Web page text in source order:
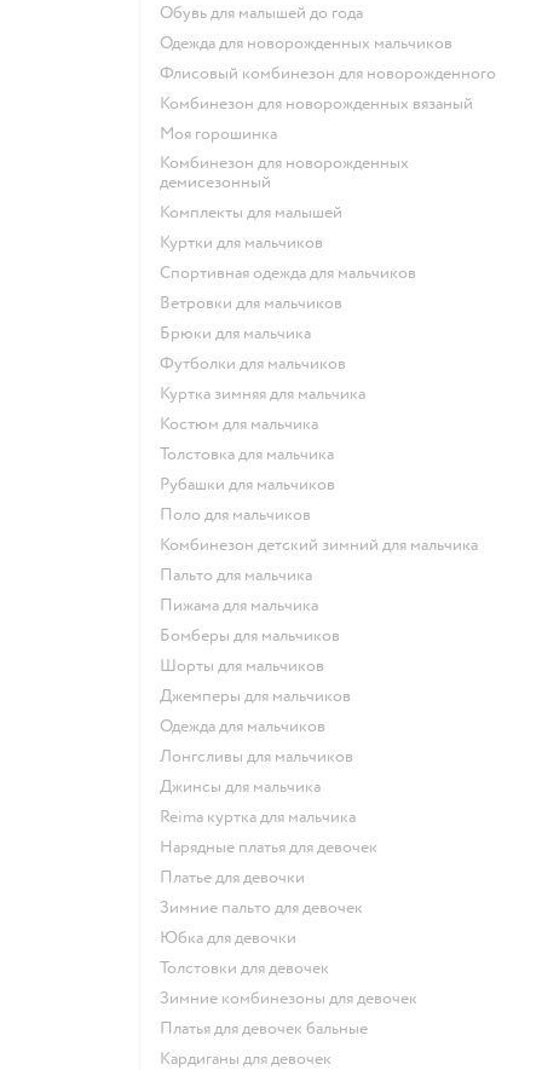
Обувь для малышей до года
Одежда для новорожденных мальчиков
Флисовый комбинезон для новорожденного
Комбинезон для новорожденных вязаный
Моя горошинка
Комбинезон для новорожденных
демисезонный
Комплекты для малышей
Куртки для мальчиков
Спортивная одежда для мальчиков
Ветровки для мальчиков
Брюки для мальчика
Футболки для мальчиков
Куртка зимняя для мальчика
Костюм для мальчика
Толстовка для мальчика
Рубашки для мальчиков
Поло для мальчиков
Комбинезон детский зимний для мальчика
Пальто для мальчика
Пижама для мальчика
Бомберы для мальчиков
Шорты для мальчиков
Джемперы для мальчиков
Одежда для мальчиков
Лонгсливы для мальчиков
Джинсы для мальчика
Reima куртка для мальчика
Нарядные платья для девочек
Платье для девочки
Зимние пальто для девочек
Юбка для девочки
Толстовки для девочек
Зимние комбинезоны для девочек
Платья для девочек бальные
Кардиганы для девочек